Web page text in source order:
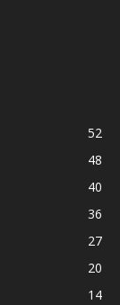
52
48
40
36
27
20
14